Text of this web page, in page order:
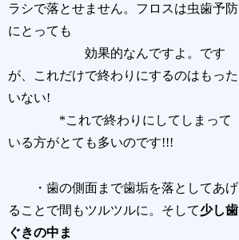
ラシで落とせません。フロスは虫歯予防
にとっても
効果的なんですよ。です
が、これだけで終わりにするのはもった
いない!
*これで終わりにしてしまって
いる方がとても多いのです!!!
・歯の側面まで歯垢を落としてあげ
ることで間もツルツルに。そして少し歯
ぐきの中ま